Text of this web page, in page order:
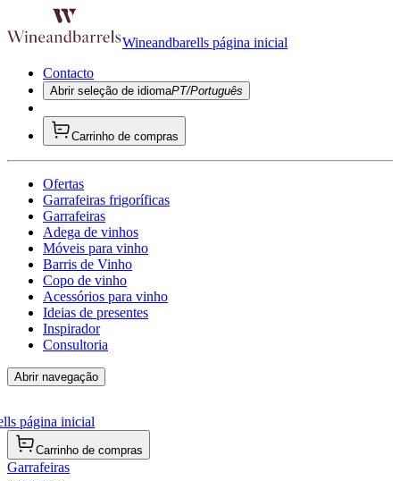
Wineandbarells página inicial
Contacto
Abrir seleção de idiomaPT/Português
Carrinho de compras
Ofertas
Garrafeiras frigoríficas
Garrafeiras
Adega de vinhos
Móveis para vinho
Barris de Vinho
Copo de vinho
Acessórios para vinho
Ideias de presentes
Inspirador
Consultoria
Abrir navegação
página inicial
Carrinho de compras
Garrafeiras